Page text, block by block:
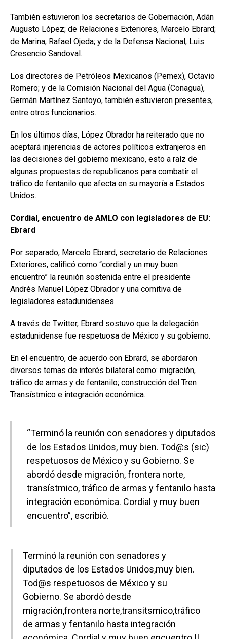
También estuvieron los secretarios de Gobernación, Adán
Augusto López; de Relaciones Exteriores, Marcelo Ebrard;
de Marina, Rafael Ojeda; y de la Defensa Nacional, Luis
Cresencio Sandoval.
Los directores de Petróleos Mexicanos (Pemex), Octavio
Romero; y de la Comisión Nacional del Agua (Conagua),
Germán Martínez Santoyo, también estuvieron presentes,
entre otros funcionarios.
En los últimos días, López Obrador ha reiterado que no
aceptará injerencias de actores políticos extranjeros en
las decisiones del gobierno mexicano, esto a raíz de
algunas propuestas de republicanos para combatir el
tráfico de fentanilo que afecta en su mayoría a Estados
Unidos.
Cordial, encuentro de AMLO con legisladores de EU:
Ebrard
Por separado, Marcelo Ebrard, secretario de Relaciones
Exteriores, calificó como “cordial y un muy buen
encuentro” la reunión sostenida entre el presidente
Andrés Manuel López Obrador y una comitiva de
legisladores estadunidenses.
A través de Twitter, Ebrard sostuvo que la delegación
estadunidense fue respetuosa de México y su gobierno.
En el encuentro, de acuerdo con Ebrard, se abordaron
diversos temas de interés bilateral como: migración,
tráfico de armas y de fentanilo; construcción del Tren
Transístmico e integración económica.
“Terminó la reunión con senadores y diputados
de los Estados Unidos, muy bien. Tod@s (sic)
respetuosos de México y su Gobierno. Se
abordó desde migración, frontera norte,
transístmico, tráfico de armas y fentanilo hasta
integración económica. Cordial y muy buen
encuentro”, escribió.
Terminó la reunión con senadores y
diputados de los Estados Unidos,muy bien.
Tod@s respetuosos de México y su
Gobierno. Se abordó desde
migración,frontera norte,transitsmico,tráfico
de armas y fentanilo hasta integración